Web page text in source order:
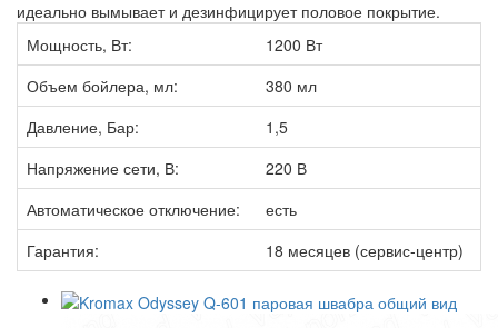
идеально вымывает и дезинфицирует половое покрытие.
Мощность, Вт:
1200 Вт
Объем бойлера, мл:
380 мл
Давление, Бар:
1,5
Напряжение сети, В:
220 В
Автоматическое отключение:
есть
Гарантия:
18 месяцев (сервис-центр)